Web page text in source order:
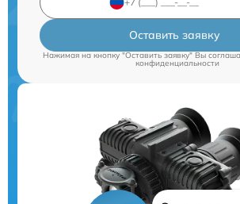
Оставить заявку
Нажимая на кнопку "Оставить заявку" Вы
конфиденциальности